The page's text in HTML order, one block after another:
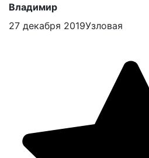
Владимир
27 декабря 2019Узловая